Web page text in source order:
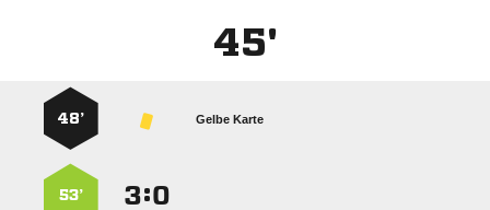
45'
Gelbe Karte
48’
:
53’